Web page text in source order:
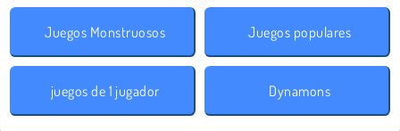
Juegos Monstruosos Juegos populares
juegos de 1 jugador Dynamons